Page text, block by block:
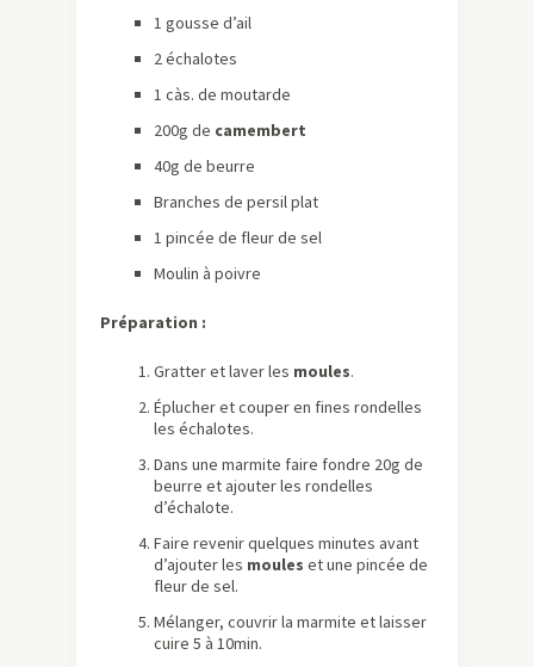
1 gousse d’ail
2 échalotes
1 càs. de moutarde
200g de camembert
40g de beurre
Branches de persil plat
1 pincée de fleur de sel
Moulin à poivre
Préparation :
Gratter et laver les moules.
Éplucher et couper en fines rondelles
les échalotes.
Dans une marmite faire fondre 20g de
beurre et ajouter les rondelles
d’échalote.
Faire revenir quelques minutes avant
d’ajouter les moules et une pincée de
fleur de sel.
Mélanger, couvrir la marmite et laisser
cuire 5 à 10min.